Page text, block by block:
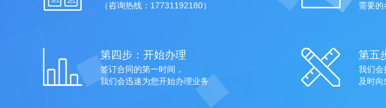
（咨询热线：17731192180）
需要的
第四步：开始办理
签订合同的第一时间，
我们会迅速为您开始办理业务
第五
我们会
及时向